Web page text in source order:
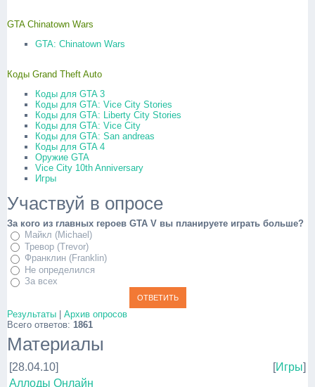
GTA Chinatown Wars
GTA: Chinatown Wars
Коды Grand Theft Auto
Коды для GTA 3
Коды для GTA: Vice City Stories
Коды для GTA: Liberty City Stories
Коды для GTA: Vice City
Коды для GTA: San andreas
Коды для GTA 4
Оружие GTA
Vice City 10th Anniversary
Игры
Участвуй в опросе
За кого из главных героев GTA V вы планируете играть больше?
Майкл (Michael)
Тревор (Trevor)
Франклин (Franklin)
Не определился
За всех
Результаты
Архив опросов
Всего ответов: 1861
Материалы
[28.04.10] [Игры]
Аллоды Онлайн